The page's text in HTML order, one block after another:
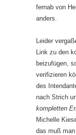
fernab von
anders.
Leider
Link zu den
beizufügen,
verifizieren
des
nach Strich
kompletten
Michelle
das muß